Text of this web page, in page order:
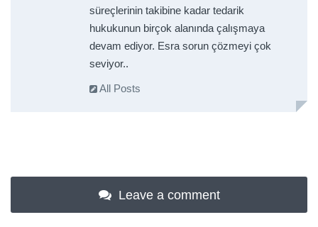
süreçlerinin takibine kadar tedarik
hukukunun birçok alanında çalışmaya
devam ediyor. Esra sorun çözmeyi çok
seviyor..
All Posts
Leave a comment